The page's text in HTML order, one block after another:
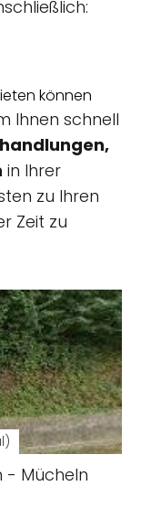
können
Ihnen schnell
in Ihrer
zu Ihren
Zeit zu
- Mücheln